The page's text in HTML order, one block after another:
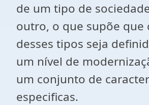
de um tipo de
outro, o que supõe que
desses tipos seja
um nível de
um conjunto de
especificas.